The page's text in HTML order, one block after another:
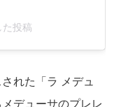
投稿
れた「ラ メデュ
デューサのプレレ